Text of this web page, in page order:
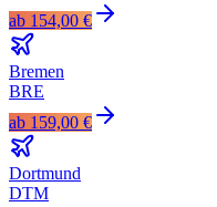
ab 154,00 €
Bremen
BRE
ab 159,00 €
Dortmund
DTM